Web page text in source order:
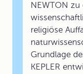
NEWTON zu
religiöse
Grundlage
KEPLER